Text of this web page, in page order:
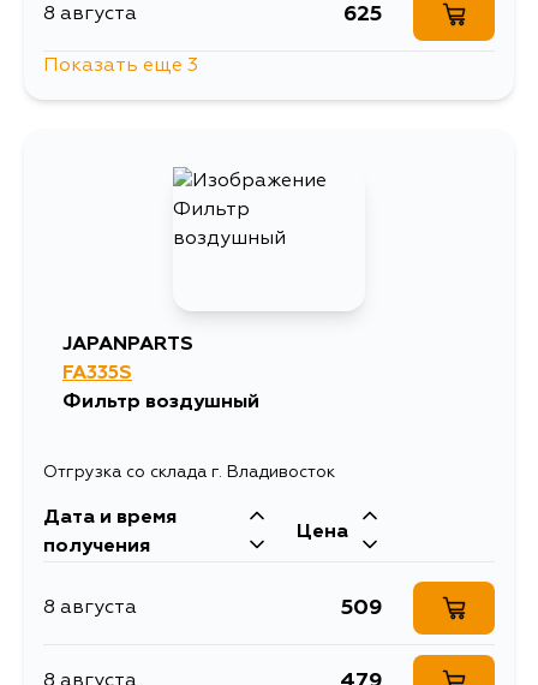
8 августа 625
Показать еще 3
JAPANPARTS
FA335S
Фильтр воздушный
Отгрузка со склада г. Владивосток
Дата и время
получения
Цена
8 августа 509
8 августа